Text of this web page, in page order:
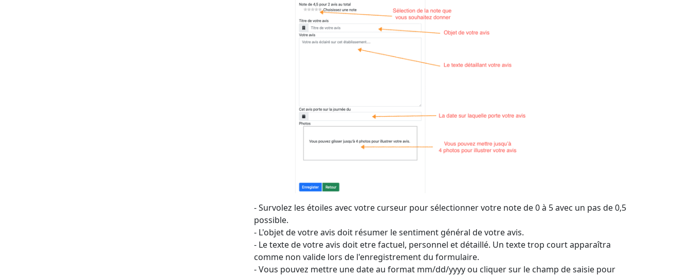
- Survolez les étoiles avec votre curseur pour sélectionner votre note de 0 à 5 avec un pas de 0,5
possible.
- L'objet de votre avis doit résumer le sentiment général de votre avis.
- Le texte de votre avis doit etre factuel, personnel et détaillé. Un texte trop court apparaîtra
comme non valide lors de l'enregistrement du formulaire.
- Vous pouvez mettre une date au format mm/dd/yyyy ou cliquer sur le champ de saisie pour